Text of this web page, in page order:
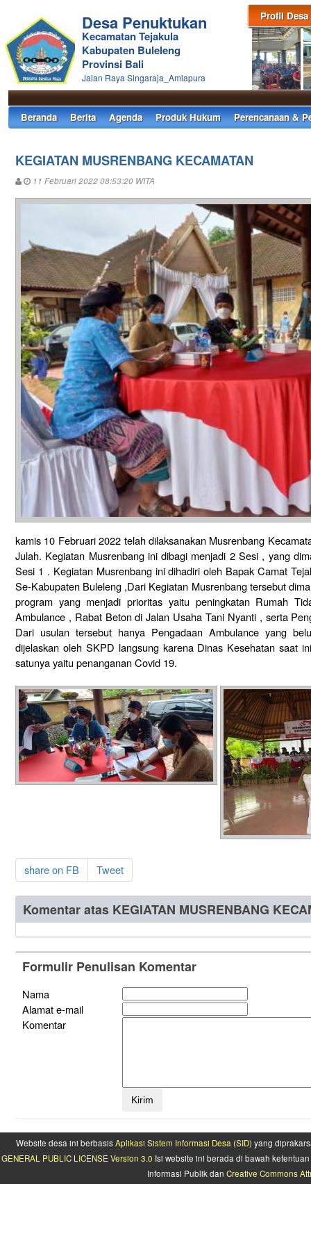
Profil Desa
Desa Penuktukan
Kecamatan Tejakula
Kabupaten Buleleng
Provinsi Bali
Jalan Raya Singaraja_Amlapura
Beranda Berita Agenda Produk Hukum Perencanaan &
KEGIATAN MUSRENBANG KECAMATAN
11 Februari 2022 08:53:20 WITA
kamis 10 Februari 2022 telah dilaksanakan Musrenbang
Julah. Kegiatan Musrenbang ini dibagi menjadi 2 Sesi , yang
Sesi 1 . Kegiatan Musrenbang ini dihadiri oleh Bapak Camat
Se-Kabupaten Buleleng ,Dari Kegiatan Musrenbang tersebut
program yang menjadi prioritas yaitu peningkatan Rumah
Ambulance , Rabat Beton di Jalan Usaha Tani Nyanti , serta
Dari usulan tersebut hanya Pengadaan Ambulance yang
dijelaskan oleh SKPD langsung karena Dinas Kesehatan saat
satunya yaitu penanganan Covid 19.
share on FB Tweet
Komentar atas KEGIATAN MUSRENBANG
Formulir Penulisan Komentar
Nama
Alamat e-mail
Komentar
Website desa ini berbasisAplikasi Sistem Informasi Desa (SID) yang
GENERAL PUBLIC LICENSE Version 3.0 Isi website ini berada di bawah
Informasi Publik dan Creative Commons